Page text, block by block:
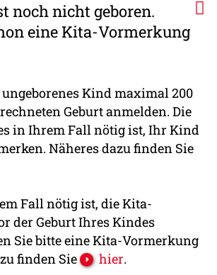
noch nicht geboren.
eine Kita-Vormerkung
Kind maximal 200
Geburt anmelden. Die
in Ihrem Fall nötig ist, Ihr Kind
Näheres dazu finden Sie
Fall nötig ist, die Kita-
der Geburt Ihres Kindes
Sie bitte eine Kita-Vormerkung
finden Sie
hier.